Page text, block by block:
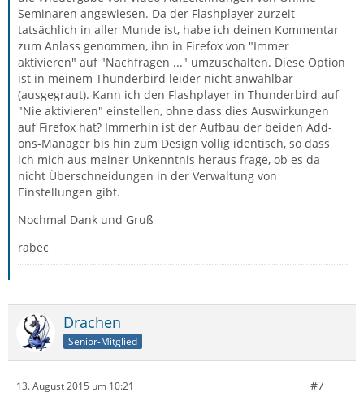
Seminaren angewiesen. Da der Flashplayer zurzeit
tatsächlich in aller Munde ist, habe ich deinen Kommentar
zum Anlass genommen, ihn in Firefox von "Immer
aktivieren" auf "Nachfragen ..." umzuschalten. Diese Option
ist in meinem Thunderbird leider nicht anwählbar
(ausgegraut). Kann ich den Flashplayer in Thunderbird auf
"Nie aktivieren" einstellen, ohne dass dies Auswirkungen
auf Firefox hat? Immerhin ist der Aufbau der beiden Add-
ons-Manager bis hin zum Design völlig identisch, so dass
ich mich aus meiner Unkenntnis heraus frage, ob es da
nicht Überschneidungen in der Verwaltung von
Einstellungen gibt.
Nochmal Dank und Gruß
rabec
Drachen
Senior-Mitglied
13. August 2015 um 10:21 #7